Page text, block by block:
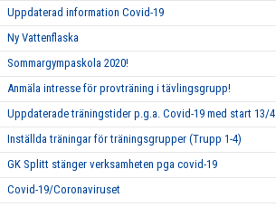
Uppdaterad information Covid-19
Ny Vattenflaska
Sommargympaskola 2020!
Anmäla intresse för provträning i tävlingsgrupp!
Uppdaterade träningstider p.g.a. Covid-19 med start 13/4
Inställda träningar för träningsgrupper (Trupp 1-4)
GK Splitt stänger verksamheten pga covid-19
Covid-19/Coronaviruset